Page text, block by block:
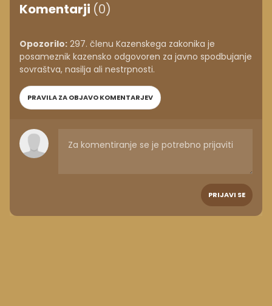
Komentarji (0)
Opozorilo: 297. členu Kazenskega zakonika je
posameznik kazensko odgovoren za javno spodbujanje
sovraštva, nasilja ali nestrpnosti.
PRAVILA ZA OBJAVO KOMENTARJEV
PRIJAVI SE